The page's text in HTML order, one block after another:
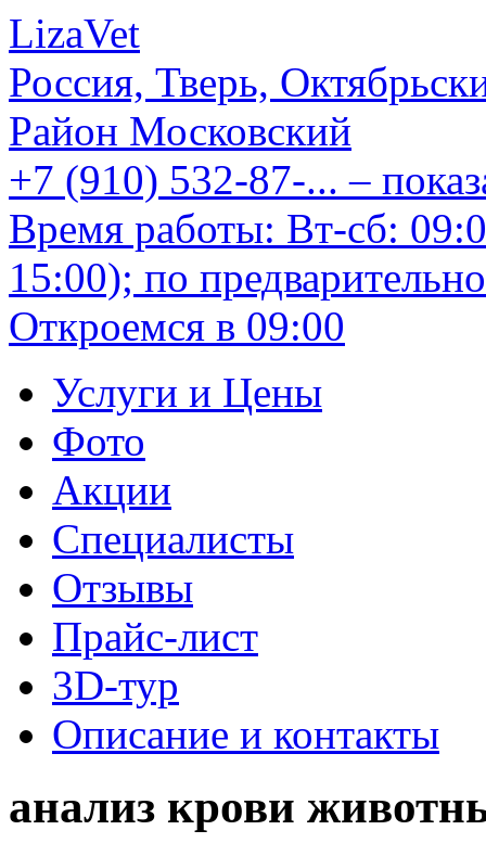
LizaVet
Россия, Тверь,
Район Московский
+7 (910) 532-87-...–
Время работы: Вт-сб:
15:00); по
Откроемся в 09:00
Услуги и Цены
Фото
Акции
Специалисты
Отзывы
Прайс-лист
3D-тур
Описание и контакты
анализ крови